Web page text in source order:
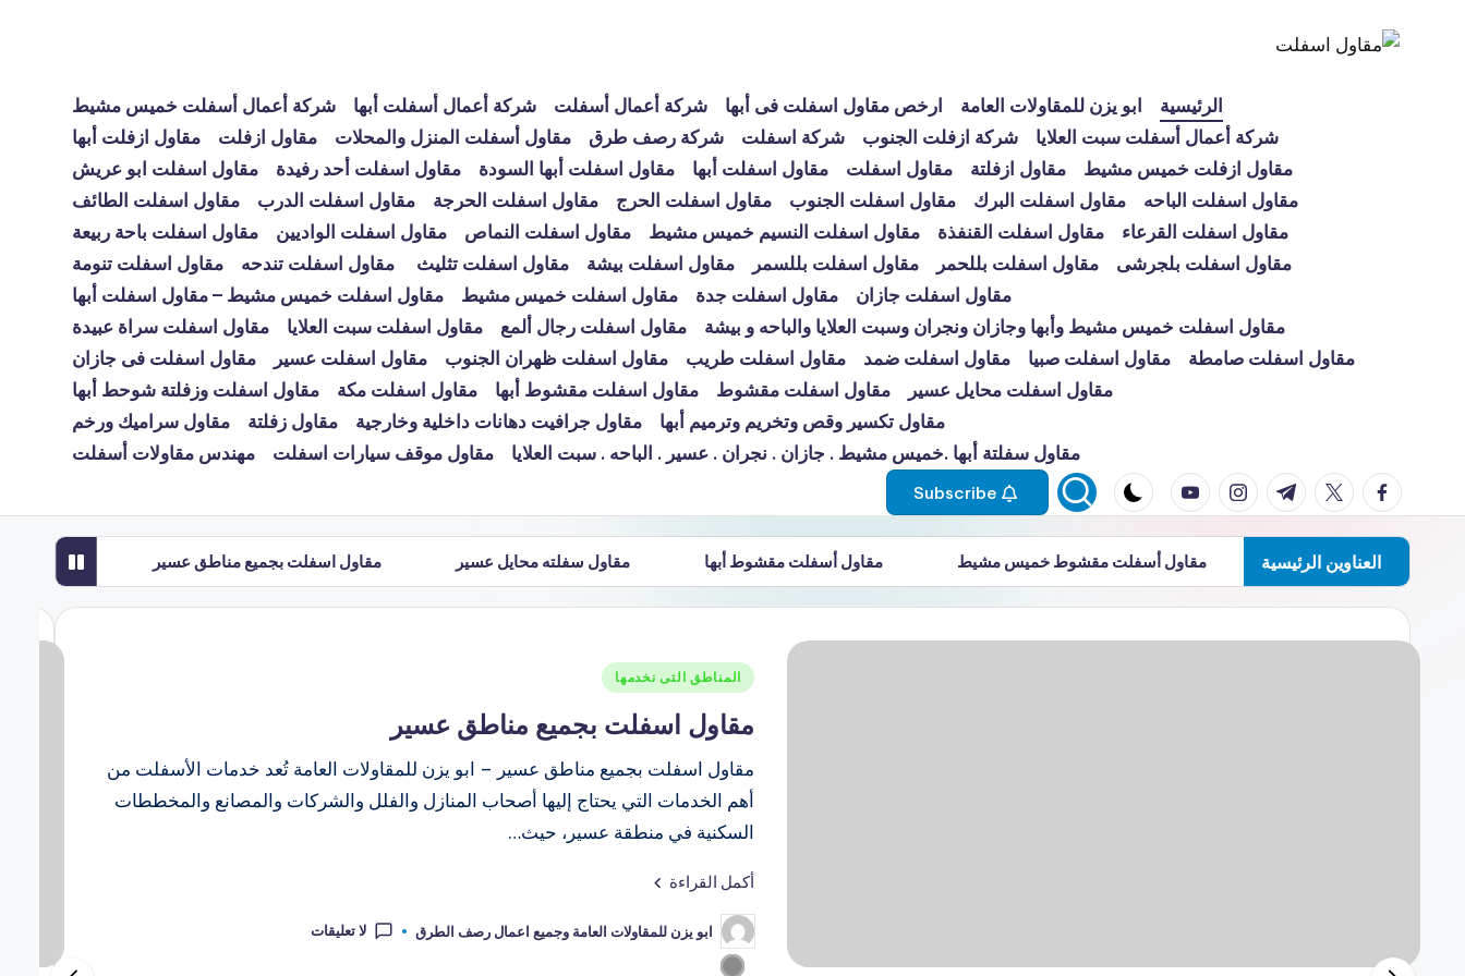
الرئيسية ابو يزن للمقاولات العامة ارخص مقاول اسفلت فى أبها شركة أعمال أسفلت شركة أعمال أسفلت أبها
شركة أعمال أسفلت خميس مشيط
شركة أعمال أسفلت سبت العلايا
شركة ازفلت الجنوب شركة اسفلت شركة رصف طرق مقاول أسفلت المنزل والمحلات مقاول ازفلت
مقاول ازفلت أبها
مقاول ازفلت خميس مشيط
مقاول ازفلتة مقاول اسفلت مقاول اسفلت أبها مقاول اسفلت أبها السودة مقاول اسفلت أحد رفيدة
مقاول اسفلت ابو عريش
مقاول اسفلت الباحه
مقاول اسفلت البرك مقاول اسفلت الجنوب مقاول اسفلت الحرج مقاول اسفلت الحرجة مقاول اسفلت الدرب
مقاول اسفلت الطائف
مقاول اسفلت القرعاء
مقاول اسفلت القنفذة مقاول اسفلت النسيم خميس مشيط مقاول اسفلت النماص مقاول اسفلت الواديين
مقاول اسفلت باحة ربيعة
مقاول اسفلت بلجرشى
مقاول اسفلت بللحمر مقاول اسفلت بللسمر مقاول اسفلت بيشة مقاول اسفلت تثليث مقاول اسفلت تندحه
مقاول اسفلت تنومة
مقاول اسفلت جازان
مقاول اسفلت جدة مقاول اسفلت خميس مشيط
مقاول اسفلت خميس مشيط – مقاول اسفلت أبها
مقاول اسفلت خميس مشيط وأبها وجازان ونجران وسبت العلايا والباحه و بيشة
مقاول اسفلت رجال ألمع مقاول اسفلت سبت العلايا
مقاول اسفلت سراة عبيدة
مقاول اسفلت صامطة
مقاول اسفلت صبيا مقاول اسفلت ضمد مقاول اسفلت طريب مقاول اسفلت ظهران الجنوب مقاول اسفلت عسير
مقاول اسفلت فى جازان
مقاول اسفلت محايل عسير
مقاول اسفلت مقشوط مقاول اسفلت مقشوط أبها مقاول اسفلت مكة
مقاول اسفلت وزفلتة شوحط أبها
مقاول تكسير وقص وتخريم وترميم أبها
مقاول جرافيت دهانات داخلية وخارجية مقاول زفلتة
مقاول سراميك ورخم
مقاول سفلتة أبها .خميس مشيط . جازان . نجران . عسير . الباحه . سبت العلايا
مقاول موقف سيارات اسفلت مهندس مقاولات أسفلت
العناوين الرئيسية مقاول اسفلت بجميع مناطق عسير مقاول سفلته محايل عسير مقاول أسفلت مقشوط أبها
مقاول أسفلت مقشوط خميس مشيط
مقاول أسفلت أبها وخميس مشيط وجازان ونجران وسبت العلايا وجميع مناطق عسير
المناطق التى نخدمها
مقاول اسفلت بجميع مناطق عسير
مقاول اسفلت بجميع مناطق عسير – ابو يزن للمقاولات العامة تُعد خدمات الأسفلت من
أهم الخدمات التي يحتاج إليها أصحاب المنازل والفلل والشركات والمصانع والمخططات
السكنية في منطقة عسير، حيث…
أكمل القراءة
ابو يزن للمقاولات العامة وجميع اعمال رصف الطرق لا تعليقات